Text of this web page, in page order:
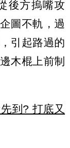
後方摀嘴攻
圖不軌，過
引起路過的
木棍上前制
到? 打底又